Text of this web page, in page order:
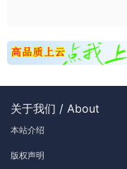
关于我们 / About
本站介绍
版权声明